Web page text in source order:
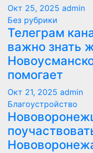
Окт 25, 2025 admin
Без рубрики
Телеграм
важно знать
помогает
Окт 21, 2025 admin
Благоустройство